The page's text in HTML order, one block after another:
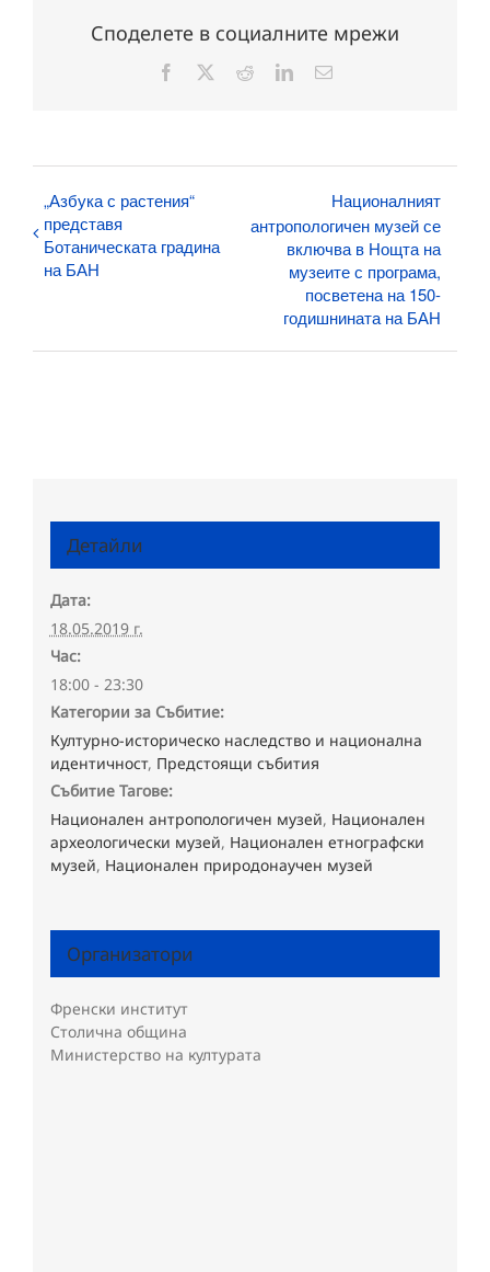
Споделете в социалните мрежи
Facebook RedditLinkedInЕлектронна
„Азбука с растения“
представя
Ботаническата градина
на БАН
Националният
антропологичен музей се
включва в Нощта на
музеите с програма,
посветена на 150-
годишнината на БАН
Детайли
Дата:
18.05.2019 г.
Час:
18:00 - 23:30
Категории за Събитие:
Културно-историческо наследство и национална
идентичност, Предстоящи събития
Събитие Тагове:
Национален антропологичен музей, Национален
археологически музей, Национален етнографски
музей, Национален природонаучен музей
Организатори
Френски институт
Столична община
Министерство на културата